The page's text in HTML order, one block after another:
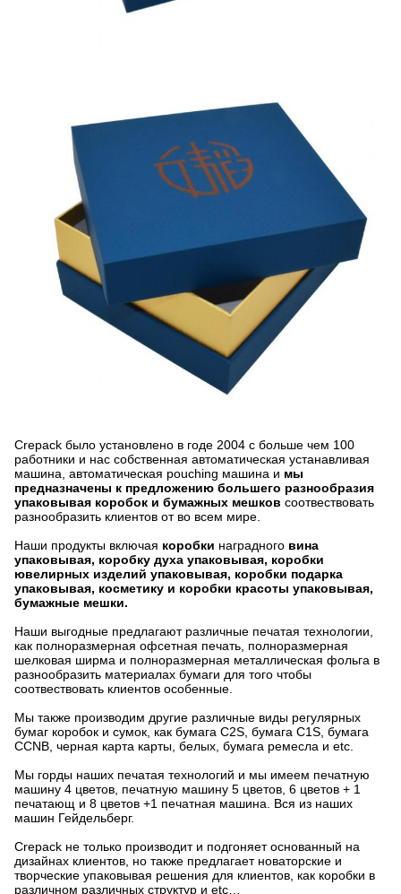
Crepack было установлено в годе 2004 с больше чем 100
работники и нас собственная автоматическая устанавливая
машина, автоматическая pouching машина и мы
предназначены к предложению большего разнообразия
упаковывая коробок и бумажных мешков соотвествовать
разнообразить клиентов от во всем мире.
Наши продукты включая коробки наградного вина
упаковывая, коробку духа упаковывая, коробки
ювелирных изделий упаковывая, коробки подарка
упаковывая, косметику и коробки красоты упаковывая,
бумажные мешки.
Наши выгодные предлагают различные печатая технологии,
как полноразмерная офсетная печать, полноразмерная
шелковая ширма и полноразмерная металлическая фольга в
разнообразить материалах бумаги для того чтобы
соотвествовать клиентов особенные.
Мы также производим другие различные виды регулярных
бумаг коробок и сумок, как бумага C2S, бумага C1S, бумага
CCNB, черная карта карты, белых, бумага ремесла и etc.
Мы горды наших печатая технологий и мы имеем печатную
машину 4 цветов, печатную машину 5 цветов, 6 цветов + 1
печатающ и 8 цветов +1 печатная машина. Вся из наших
машин Гейдельберг.
Crepack не только производит и подгоняет основанный на
дизайнах клиентов, но также предлагает новаторские и
творческие упаковывая решения для клиентов, как коробки в
различном различных структур и etc…